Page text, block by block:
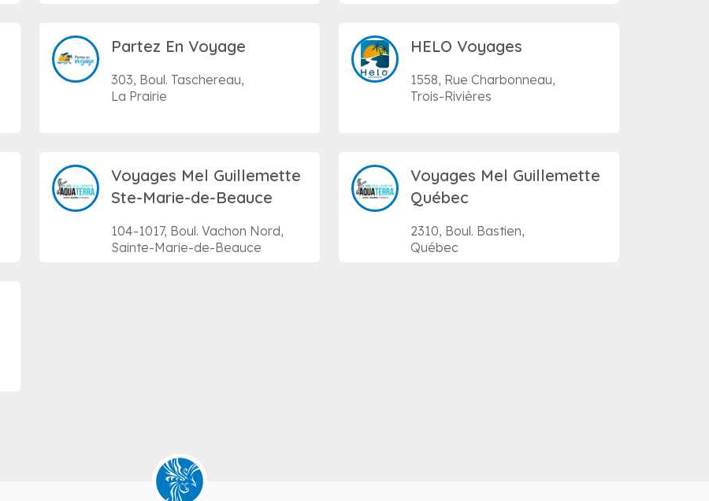
Partez En Voyage
303, Boul. Taschereau,
La Prairie
HELO Voyages
1558, Rue Charbonneau,
Trois-Rivières
Voyages Mel Guillemette
Ste-Marie-de-Beauce
104-1017, Boul. Vachon Nord,
Sainte-Marie-de-Beauce
Voyages Mel Guillemette
Québec
2310, Boul. Bastien,
Québec